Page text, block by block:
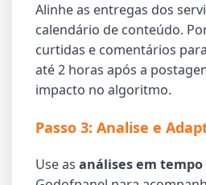
Alinhe as entregas dos
calendário de conteúdo.
curtidas e comentários
até 2 horas após a
impacto no algoritmo.
Passo 3: Analise e
Use asanálises em tempo